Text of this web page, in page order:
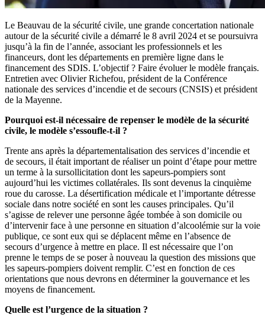
Le Beauvau de la sécurité civile, une grande concertation nationale
autour de la sécurité civile a démarré le 8 avril 2024 et se poursuivra
jusqu’à la fin de l’année, associant les professionnels et les
financeurs, dont les départements en première ligne dans le
financement des SDIS. L’objectif ? Faire évoluer le modèle français.
Entretien avec Olivier Richefou, président de la Conférence
nationale des services d’incendie et de secours (CNSIS) et président
de la Mayenne.
Pourquoi est-il nécessaire de repenser le modèle de la sécurité
civile, le modèle s’essoufle-t-il ?
Trente ans après la départementalisation des services d’incendie et
de secours, il était important de réaliser un point d’étape pour mettre
un terme à la sursollicitation dont les sapeurs-pompiers sont
aujourd’hui les victimes collatérales. Ils sont devenus la cinquième
roue du carosse. La désertification médicale et l’importante détresse
sociale dans notre société en sont les causes principales. Qu’il
s’agisse de relever une personne âgée tombée à son domicile ou
d’intervenir face à une personne en situation d’alcoolémie sur la voie
publique, ce sont eux qui se déplacent même en l’absence de
secours d’urgence à mettre en place. Il est nécessaire que l’on
prenne le temps de se poser à nouveau la question des missions que
les sapeurs-pompiers doivent remplir. C’est en fonction de ces
orientations que nous devrons en déterminer la gouvernance et les
moyens de financement.
Quelle est l’urgence de la situation ?